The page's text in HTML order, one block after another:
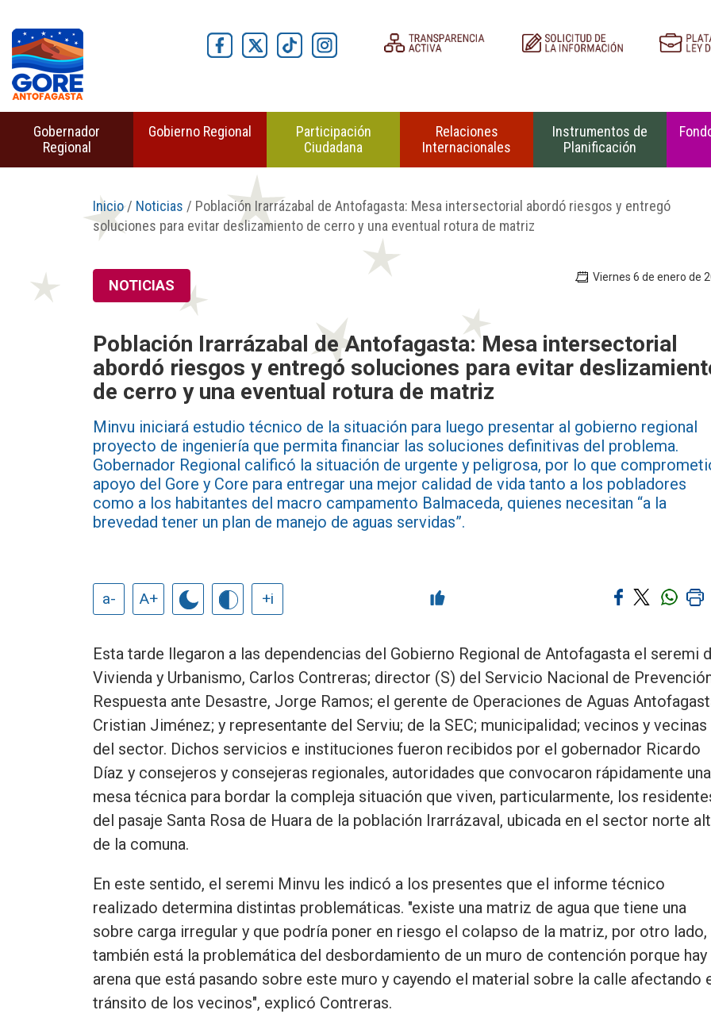
Gobernador
Regional
Gobierno Regional
Participación
Ciudadana
Relaciones
Internacionales
Instrumentos de
Planificación
Inicio/ Noticias / Población Irarrázabal de Antofagasta: Mesa intersectorial abordó riesgos y entregó
soluciones para evitar deslizamiento de cerro y una eventual rotura de matriz
NOTICIAS Viernes 6 de enero de
Población Irarrázabal de Antofagasta: Mesa intersectorial
abordó riesgos y entregó soluciones para evitar
de cerro y una eventual rotura de matriz
Minvu iniciará estudio técnico de la situación para luego presentar al gobierno regional
proyecto de ingeniería que permita financiar las soluciones definitivas del problema.
Gobernador Regional calificó la situación de urgente y peligrosa, por lo que
apoyo del Gore y Core para entregar una mejor calidad de vida tanto a los pobladores
como a los habitantes del macro campamento Balmaceda, quienes necesitan “a la
brevedad tener un plan de manejo de aguas servidas”.
a- A+ +i
Esta tarde llegaron a las dependencias del Gobierno Regional de Antofagasta el seremi
Vivienda y Urbanismo, Carlos Contreras; director (S) del Servicio Nacional de
Respuesta ante Desastre, Jorge Ramos; el gerente de Operaciones de Aguas
Cristian Jiménez; y representante del Serviu; de la SEC; municipalidad; vecinos y vecinas
del sector. Dichos servicios e instituciones fueron recibidos por el gobernador Ricardo
Díaz y consejeros y consejeras regionales, autoridades que convocaron rápidamente una
mesa técnica para bordar la compleja situación que viven, particularmente, los
del pasaje Santa Rosa de Huara de la población Irarrázaval, ubicada en el sector norte
de la comuna.
En este sentido, el seremi Minvu les indicó a los presentes que el informe técnico
realizado determina distintas problemáticas. "existe una matriz de agua que tiene una
sobre carga irregular y que podría poner en riesgo el colapso de la matriz, por otro lado,
también está la problemática del desbordamiento de un muro de contención porque hay
arena que está pasando sobre este muro y cayendo el material sobre la calle afectando
tránsito de los vecinos", explicó Contreras.